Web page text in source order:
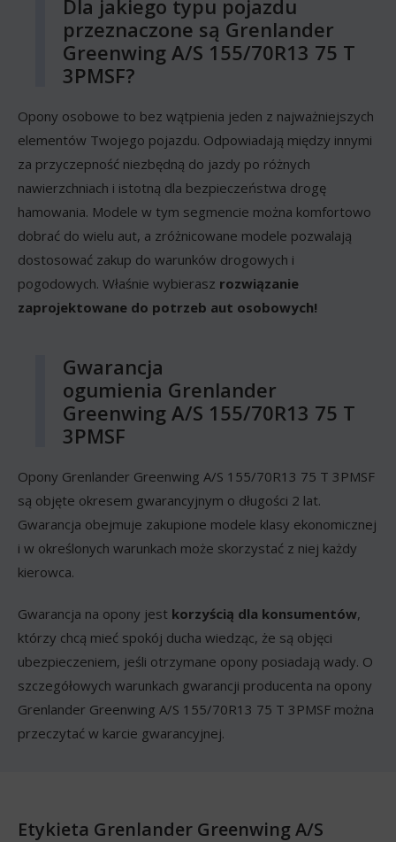
Dla jakiego typu pojazdu
przeznaczone są Grenlander
Greenwing A/S 155/70R13 75 T
3PMSF?
Opony osobowe to bez wątpienia jeden z najważniejszych
elementów Twojego pojazdu. Odpowiadają między innymi
za przyczepność niezbędną do jazdy po różnych
nawierzchniach i istotną dla bezpieczeństwa drogę
hamowania. Modele w tym segmencie można komfortowo
dobrać do wielu aut, a zróżnicowane modele pozwalają
dostosować zakup do warunków drogowych i
pogodowych. Właśnie wybierasz rozwiązanie
zaprojektowane do potrzeb aut osobowych!
Gwarancja
ogumienia Grenlander
Greenwing A/S 155/70R13 75 T
3PMSF
Opony Grenlander Greenwing A/S 155/70R13 75 T 3PMSF
są objęte okresem gwarancyjnym o długości 2 lat.
Gwarancja obejmuje zakupione modele klasy ekonomicznej
i w określonych warunkach może skorzystać z niej każdy
kierowca.
Gwarancja na opony jest korzyścią dla konsumentów,
którzy chcą mieć spokój ducha wiedząc, że są objęci
ubezpieczeniem, jeśli otrzymane opony posiadają wady. O
szczegółowych warunkach gwarancji producenta na opony
Grenlander Greenwing A/S 155/70R13 75 T 3PMSF można
przeczytać w karcie gwarancyjnej.
Etykieta Grenlander Greenwing A/S